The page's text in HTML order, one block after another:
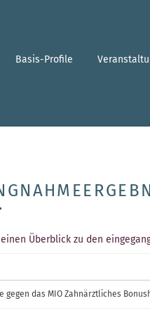
Basis-Profile
Überblick zu den
gegen das MIO Zahnärztliches